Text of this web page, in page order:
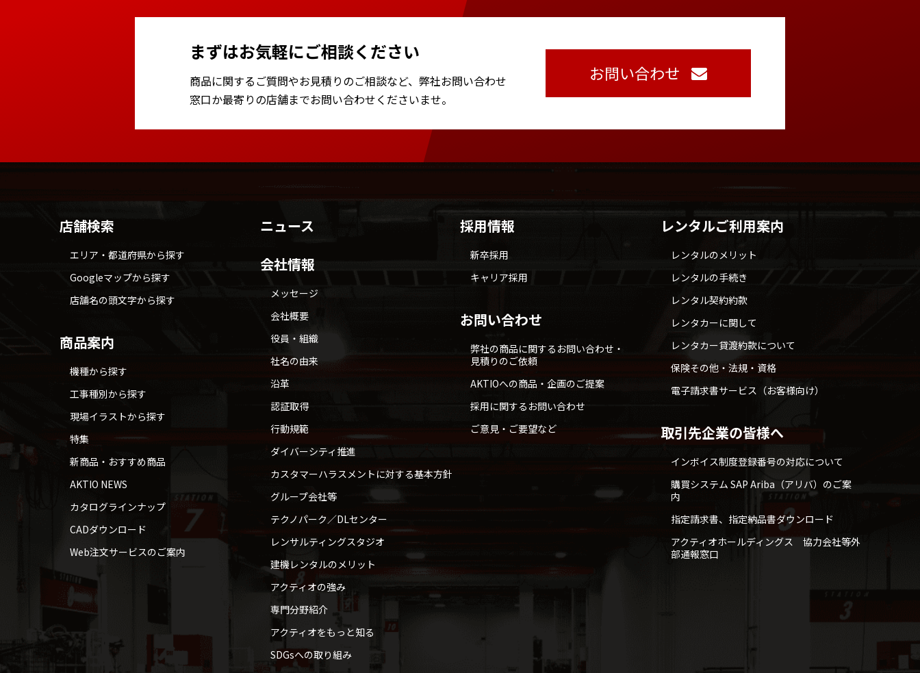
まずはお気軽にご相談ください
商品に関するご質問やお見積りのご相談など、 弊社お問い合わせ
窓口か最寄りの店舗までお問い合わせくださいませ。
お問い合わせ
店舗検索
エリア・都道府県から探す
Googleマップから探す
店舗名の頭文字から探す
商品案内
機種から探す
工事種別から探す
現場イラストから探す
特集
新商品・おすすめ商品
AKTIO NEWS
カタログラインナップ
CADダウンロード
Web注文サービスのご案内
ニュース
会社情報
メッセージ
会社概要
役員・組織
社名の由来
沿革
認証取得
行動規範
ダイバーシティ推進
カスタマーハラスメントに対する基本方針
グループ会社等
テクノパーク／DLセンター
レンサルティングスタジオ
建機レンタルのメリット
アクティオの強み
専門分野紹介
アクティオをもっと知る
SDGsへの取り組み
採用情報
新卒採用
キャリア採用
お問い合わせ
弊社の商品に関するお問い合わせ・
見積りのご依頼
AKTIOへの商品・企画のご提案
採用に関するお問い合わせ
ご意見・ご要望など
レンタルご利用案内
レンタルのメリット
レンタルの手続き
レンタル契約約款
レンタカーに関して
レンタカー貸渡約款について
保険その他・法規・資格
電子請求書サービス（お客様向け）
取引先企業の皆様へ
インボイス制度登録番号の対応について
購買システム SAP Ariba（アリバ）のご案
内
指定請求書、指定納品書ダウンロード
アクティオホールディングス 協力会社等外
部通報窓口